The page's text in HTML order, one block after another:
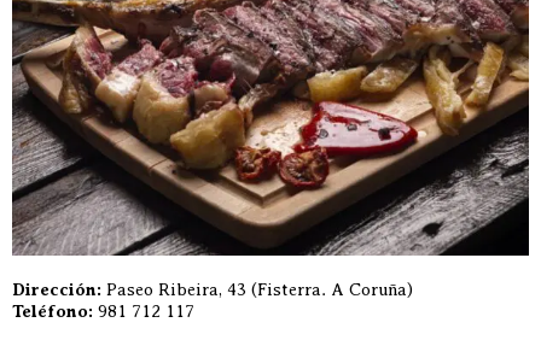
Dirección: Paseo Ribeira, 43 (Fisterra. A Coruña)
Teléfono: 981 712 117